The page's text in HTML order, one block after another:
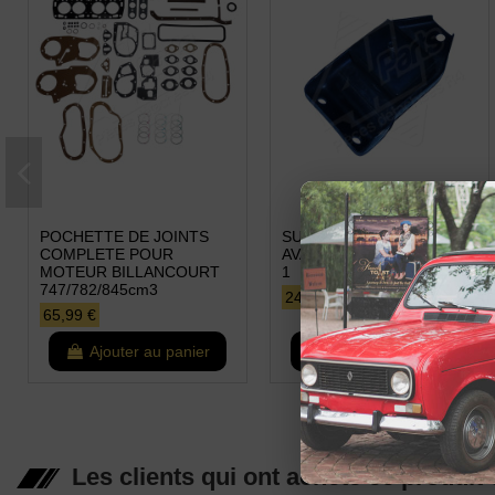
POCHETTE DE JOINTS
COMPLETE POUR
MOTEUR BILLANCOURT
747/782/845cm3
65,99 €
Ajouter au panier
SUPPORT MOTEUR
AVANT GAUCHE MODELE
1
24,99 €
Ajouter au panier
Les clients qui ont acheté ce produit